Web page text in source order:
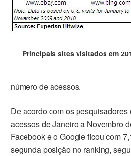
Principais sites visitados em
número de acessos.
De acordo com os pesquisadores
acessos de Janeiro a Novembro
Facebook e o Google ficou com
segunda posição no ranking,